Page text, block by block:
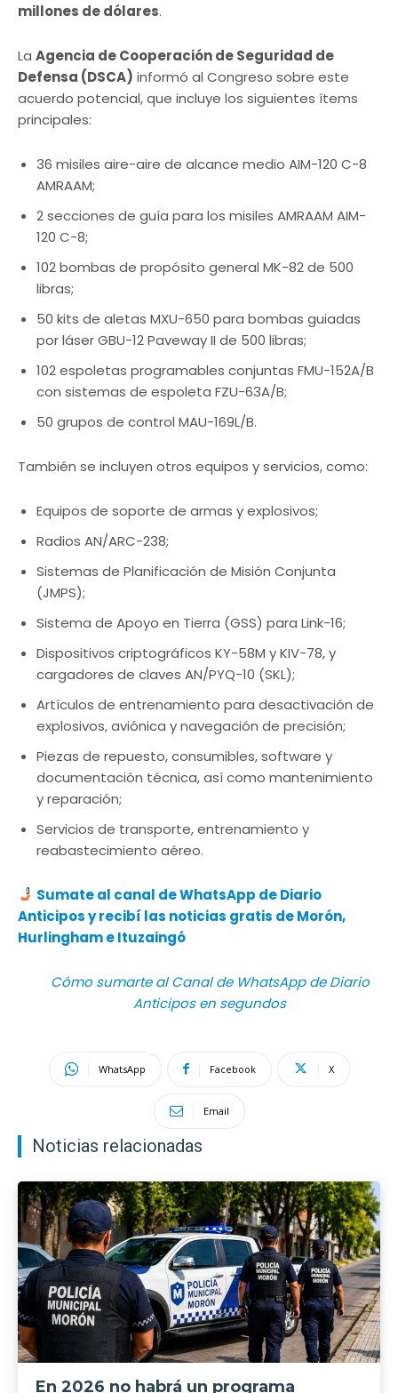
millones de dólares.
La Agencia de Cooperación de Seguridad de
Defensa (DSCA) informó al Congreso sobre este
acuerdo potencial, que incluye los siguientes ítems
principales:
36 misiles aire-aire de alcance medio AIM-120 C-8
AMRAAM;
2 secciones de guía para los misiles AMRAAM AIM-
120 C-8;
102 bombas de propósito general MK-82 de 500
libras;
50 kits de aletas MXU-650 para bombas guiadas
por láser GBU-12 Paveway II de 500 libras;
102 espoletas programables conjuntas FMU-152A/B
con sistemas de espoleta FZU-63A/B;
50 grupos de control MAU-169L/B.
También se incluyen otros equipos y servicios, como:
Equipos de soporte de armas y explosivos;
Radios AN/ARC-238;
Sistemas de Planificación de Misión Conjunta
(JMPS);
Sistema de Apoyo en Tierra (GSS) para Link-16;
Dispositivos criptográficos KY-58M y KIV-78, y
cargadores de claves AN/PYQ-10 (SKL);
Artículos de entrenamiento para desactivación de
explosivos, aviónica y navegación de precisión;
Piezas de repuesto, consumibles, software y
documentación técnica, así como mantenimiento
y reparación;
Servicios de transporte, entrenamiento y
reabastecimiento aéreo.
Sumate al canal de WhatsApp de Diario
Anticipos y recibí las noticias gratis de Morón,
Hurlingham e Ituzaingó
Cómo sumarte al Canal de WhatsApp de Diario
Anticipos en segundos
WhatsApp Facebook X
Email
Noticias relacionadas
En 2026 no habrá un programa